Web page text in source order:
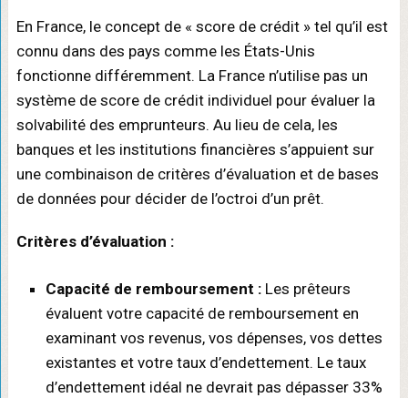
En France, le concept de « score de crédit » tel qu’il est
connu dans des pays comme les États-Unis
fonctionne différemment. La France n’utilise pas un
système de score de crédit individuel pour évaluer la
solvabilité des emprunteurs. Au lieu de cela, les
banques et les institutions financières s’appuient sur
une combinaison de critères d’évaluation et de bases
de données pour décider de l’octroi d’un prêt.
Critères d’évaluation :
Capacité de remboursement :Les prêteurs
évaluent votre capacité de remboursement en
examinant vos revenus, vos dépenses, vos dettes
existantes et votre taux d’endettement. Le taux
d’endettement idéal ne devrait pas dépasser 33%